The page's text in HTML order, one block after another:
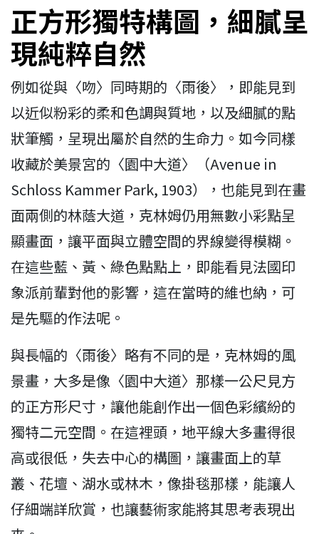
正方形獨特構圖，細膩呈
現純粹自然
例如從與〈吻〉同時期的〈雨後〉，即能見到
以近似粉彩的柔和色調與質地，以及細膩的點
狀筆觸，呈現出屬於自然的生命力。如今同樣
收藏於美景宮的〈園中大道〉（Avenue in
Schloss Kammer Park, 1903），也能見到在畫
面兩側的林蔭大道，克林姆仍用無數小彩點呈
顯畫面，讓平面與立體空間的界線變得模糊。
在這些藍、黃、綠色點點上，即能看見法國印
象派前輩對他的影響，這在當時的維也納，可
是先驅的作法呢。
與長幅的〈雨後〉略有不同的是，克林姆的風
景畫，大多是像〈園中大道〉那樣一公尺見方
的正方形尺寸，讓他能創作出一個色彩繽紛的
獨特二元空間。在這裡頭，地平線大多畫得很
高或很低，失去中心的構圖，讓畫面上的草
叢、花壇、湖水或林木，像掛毯那樣，能讓人
仔細端詳欣賞，也讓藝術家能將其思考表現出